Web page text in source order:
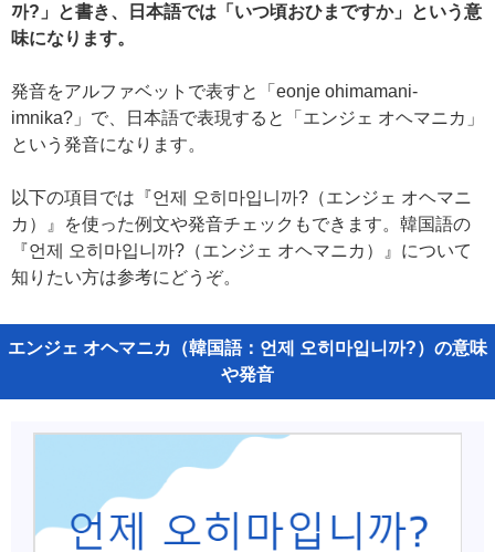
까?」と書き、日本語では「いつ頃おひまですか」という意
味になります。
発音をアルファベットで表すと「eonje ohimamani-
imnika?」で、日本語で表現すると「エンジェ オヘマニカ」
という発音になります。
以下の項目では『언제 오히마입니까?（エンジェ オヘマニ
カ）』を使った例文や発音チェックもできます。韓国語の
『언제 오히마입니까?（エンジェ オヘマニカ）』について
知りたい方は参考にどうぞ。
エンジェ オヘマニカ（韓国語：언제 오히마입니까?）の意味
や発音